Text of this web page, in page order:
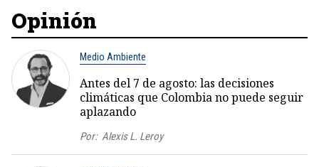
Opinión
Medio Ambiente
Antes del 7 de agosto: las decisiones
climáticas que Colombia no puede seguir
aplazando
Por: Alexis L. Leroy